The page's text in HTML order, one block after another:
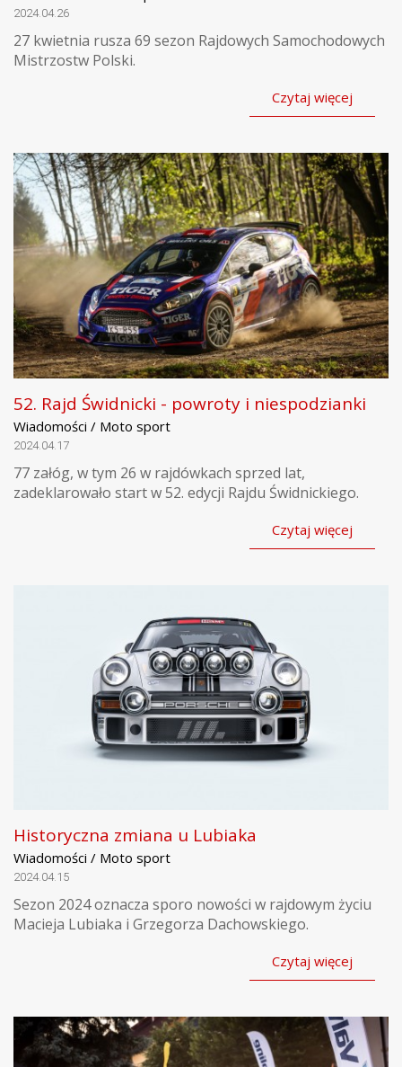
2024.04.26
27 kwietnia rusza 69 sezon Rajdowych Samochodowych
Mistrzostw Polski.
Czytaj więcej
52. Rajd Świdnicki - powroty i niespodzianki
Wiadomości / Moto sport
2024.04.17
77 załóg, w tym 26 w rajdówkach sprzed lat,
zadeklarowało start w 52. edycji Rajdu Świdnickiego.
Czytaj więcej
Historyczna zmiana u Lubiaka
Wiadomości / Moto sport
2024.04.15
Sezon 2024 oznacza sporo nowości w rajdowym życiu
Macieja Lubiaka i Grzegorza Dachowskiego.
Czytaj więcej